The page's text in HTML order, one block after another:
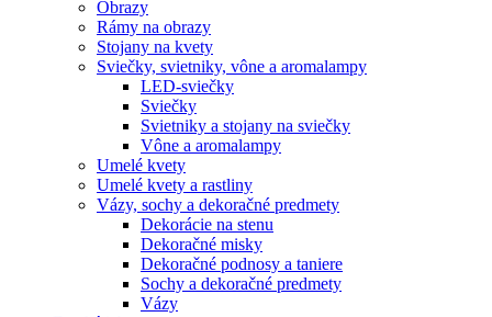
Obrazy
Rámy na obrazy
Stojany na kvety
Sviečky, svietniky, vône a aromalampy
LED-sviečky
Sviečky
Svietniky a stojany na sviečky
Vône a aromalampy
Umelé kvety
Umelé kvety a rastliny
Vázy, sochy a dekoračné predmety
Dekorácie na stenu
Dekoračné misky
Dekoračné podnosy a taniere
Sochy a dekoračné predmety
Vázy